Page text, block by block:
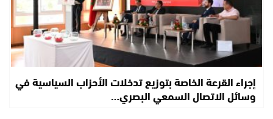
إجراء القرعة الخاصة بتوزيع تدخلات الأحزاب السياسية في
وسائل الاتصال السمعي البصري…